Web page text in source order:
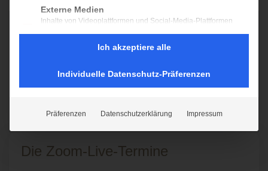
Was kostet die Teilnahme?
Sei dabei für nur 350 €
Wie erhalte ich die Zoom-Links?
Die Zoom-Live-Termine
Externe Medien
Inhalte von Videoplattformen und Social-Media-Plattformen
manuelle Einwilligung mehr erforderlich.
Ich akzeptiere alle
Individuelle Datenschutz-Präferenzen
Präferenzen Datenschutzerklärung Impressum